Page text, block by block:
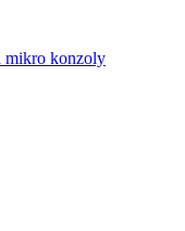
mikro konzoly